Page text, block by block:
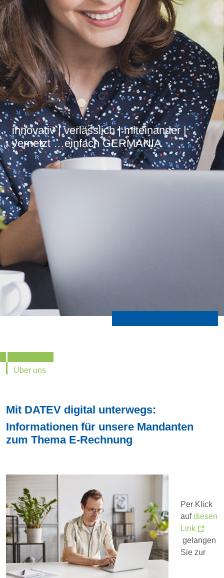
innovativ | verlässlich | miteinander |
vernetzt …einfach GERMANIA
Über uns
Mit DATEV digital unterwegs:
Informationen für unsere Mandanten
zum Thema E-Rechnung
Per Klick
aufdiesen
Link
gelangen
Sie zur